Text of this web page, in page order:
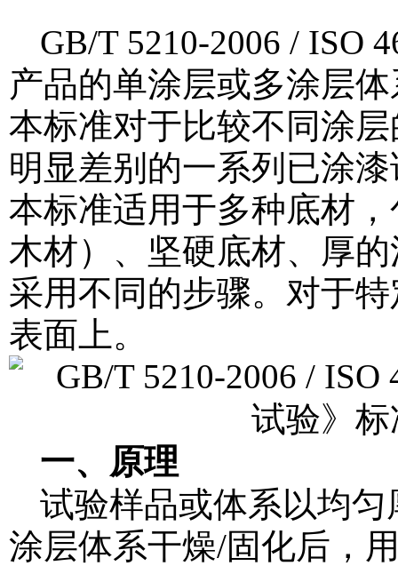
GB/T 5210-2006 / ISO
产品的单涂层或多涂层
本标准对于比较不同涂
明显差别的一系列已涂
本标准适用于多种底材
木材）、坚硬底材、厚
采用不同的步骤。对于
表面上。
一、原理
试验样品或体系以均
涂层体系干燥/固化后，